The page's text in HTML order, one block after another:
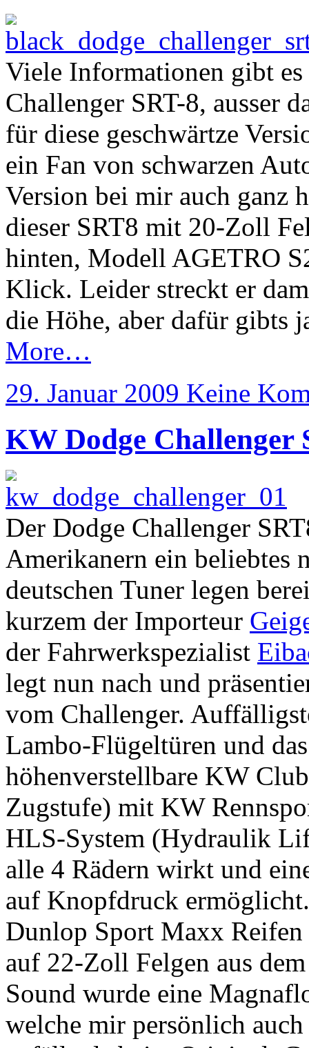
Viele Informationen gibt
Challenger SRT-8, ausser
für diese geschwärtze
ein Fan von schwarzen
Version bei mir auch ganz
dieser SRT8 mit 20-Zoll
hinten, Modell AGETRO
Klick. Leider streckt er
die Höhe, aber dafür gibts
More…
29. Januar 2009 Keine
KW Dodge Challenger
Der Dodge Challenger
Amerikanern ein beliebtes
deutschen Tuner legen
kurzem der Importeur
der Fahrwerkspezialist
legt nun nach und
vom Challenger.
Lambo-Flügeltüren und
höhenverstellbare KW
Zugstufe) mit KW
HLS-System (Hydraulik
alle 4 Rädern wirkt und
auf Knopfdruck
Dunlop Sport Maxx
auf 22-Zoll Felgen aus
Sound wurde eine
welche mir persönlich